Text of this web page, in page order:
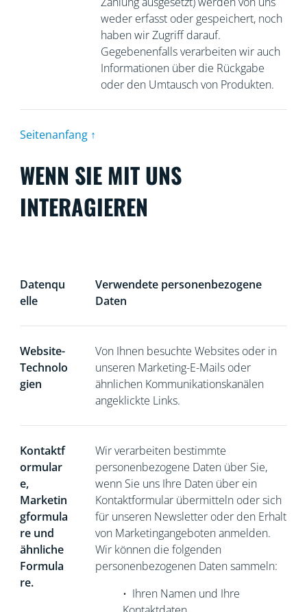
weder erfasst oder gespeichert, noch
haben wir Zugriff darauf.
Gegebenenfalls verarbeiten wir auch
Informationen über die Rückgabe
oder den Umtausch von Produkten.
Seitenanfang ↑
WENN SIE MIT UNS
INTERAGIEREN
Datenqu
elle
Verwendete personenbezogene
Daten
Website-
Technolo
gien
Von Ihnen besuchte Websites oder in
unseren Marketing-E-Mails oder
ähnlichen Kommunikationskanälen
angeklickte Links.
Kontaktf
ormular
e,
Marketin
gformula
re und
ähnliche
Formula
re.
Wir verarbeiten bestimmte
personenbezogene Daten über Sie,
wenn Sie uns Ihre Daten über ein
Kontaktformular übermitteln oder sich
für unseren Newsletter oder den Erhalt
von Marketingangeboten anmelden.
Wir können die folgenden
personenbezogenen Daten sammeln:
• Ihren Namen und Ihre